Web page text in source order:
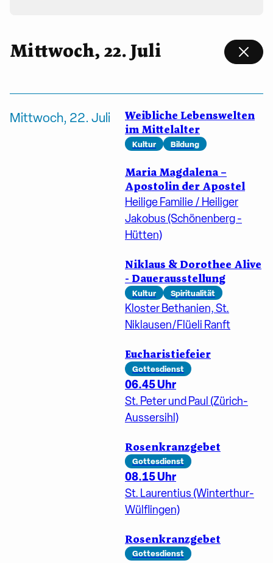
Mittwoch, 22. Juli
Mittwoch, 22. Juli
Weibliche Lebenswelten
im Mittelalter
Kultur Bildung
Maria Magdalena –
Apostolin der Apostel
Heilige Familie / Heiliger
Jakobus (Schönenberg -
Hütten)
Niklaus & Dorothee Alive
- Dauerausstellung
Kultur Spiritualität
Kloster Bethanien, St.
Niklausen/Flüeli Ranft
Eucharistiefeier
Gottesdienst
06.45 Uhr
St. Peter und Paul (Zürich-
Aussersihl)
Rosenkranzgebet
Gottesdienst
08.15 Uhr
St. Laurentius (Winterthur-
Wülflingen)
Rosenkranzgebet
Gottesdienst